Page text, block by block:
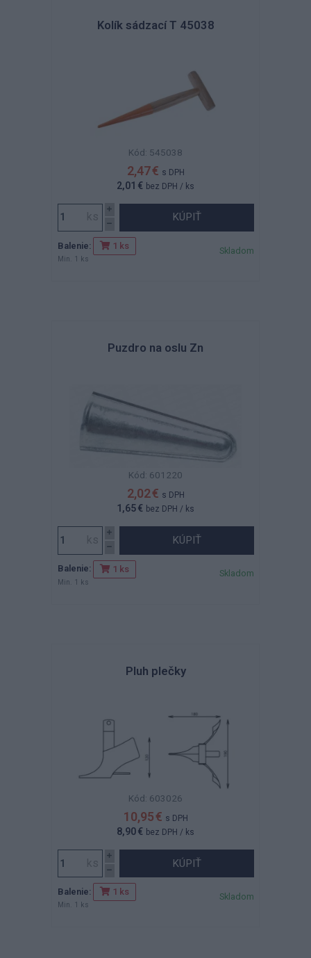
Kolík sádzací T 45038
Kód: 545038
2,47 € s DPH
2,01 € bez DPH / ks
KÚPIŤ
Balenie: 1 ks
Min. 1 ks
Skladom
Puzdro na oslu Zn
Kód: 601220
2,02 € s DPH
1,65 € bez DPH / ks
KÚPIŤ
Balenie: 1 ks
Min. 1 ks
Skladom
Pluh plečky
Kód: 603026
10,95 € s DPH
8,90 € bez DPH / ks
KÚPIŤ
Balenie: 1 ks
Min. 1 ks
Skladom